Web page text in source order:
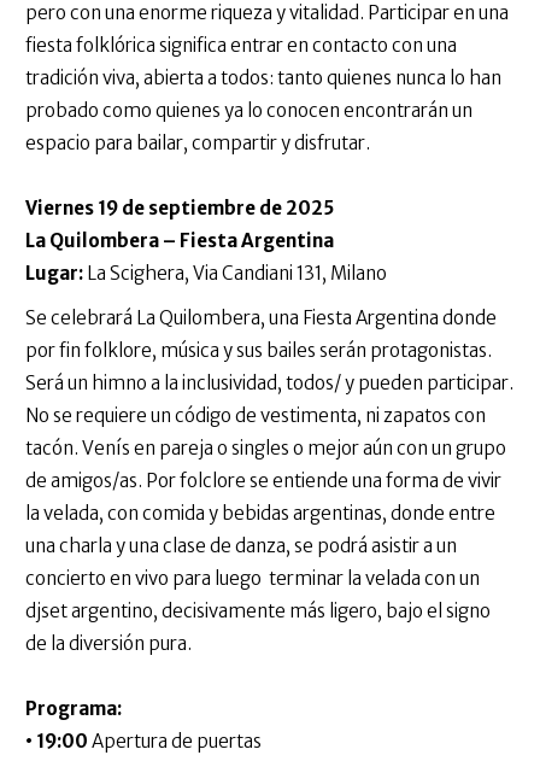
pero con una enorme riqueza y vitalidad. Participar en una
fiesta folklórica significa entrar en contacto con una
tradición viva, abierta a todos: tanto quienes nunca lo han
probado como quienes ya lo conocen encontrarán un
espacio para bailar, compartir y disfrutar.
Viernes 19 de septiembre de 2025
La Quilombera – Fiesta Argentina
Lugar: La Scighera, Via Candiani 131, Milano
Se celebrará La Quilombera, una Fiesta Argentina donde
por fin folklore, música y sus bailes serán protagonistas.
Será un himno a la inclusividad, todos/ y pueden participar.
No se requiere un código de vestimenta, ni zapatos con
tacón. Venís en pareja o singles o mejor aún con un grupo
de amigos/as. Por folclore se entiende una forma de vivir
la velada, con comida y bebidas argentinas, donde entre
una charla y una clase de danza, se podrá asistir a un
concierto en vivo para luego terminar la velada con un
djset argentino, decisivamente más ligero, bajo el signo
de la diversión pura.
Programa:
• 19:00 Apertura de puertas